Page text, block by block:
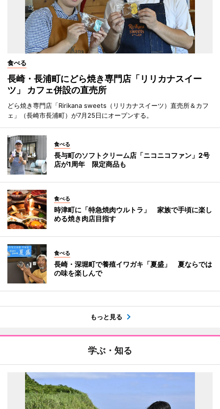
食べる
長崎・長浦町にどら焼き専門店「リリカナスイー
ツ」 カフェ併設の直売所
どら焼き専門店「Ririkana sweets（リリカナスイーツ）直売所＆カフ
ェ」（長崎市長浦町）が7月25日にオープンする。
食べる
長与町のソフトクリーム店「ニコニコファン」2号
店が1周年 限定商品も
食べる
時津町に「特急焼肉ウルトラ」 家族で手頃に楽し
める焼き肉店目指す
食べる
長崎・深堀町で養殖イワガキ「夏盛」 夏ならでは
の味を楽しんで
もっと見る
学ぶ・知る